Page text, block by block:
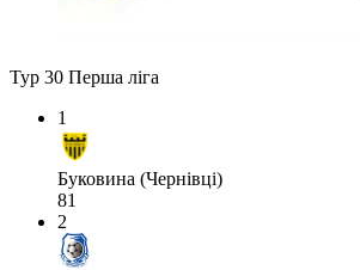
Тур 30 Перша ліга
1
Буковина (Чернівці)
81
2